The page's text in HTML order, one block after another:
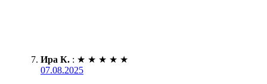
Ира К. : ★ ★ ★ ★ ★
07.08.2025